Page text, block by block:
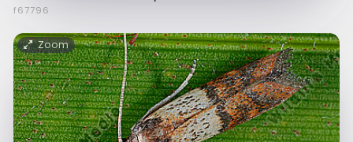
f67796
Zoom